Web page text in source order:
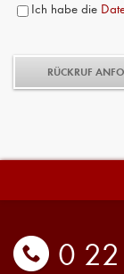
Ich habe die
0